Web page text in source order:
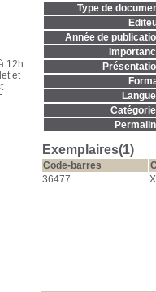
Type de
Année de
Exemplaires(1)
Code-barres
36477
12h
et